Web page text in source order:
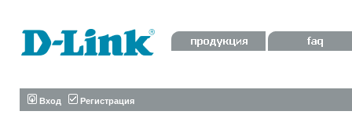
Вход Регистрация